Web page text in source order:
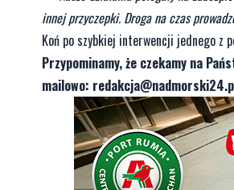
Ratowanie kotów, psów czy
Gniewino ruszyli na pomoc koniowi.
22 czerwca w późnych godzinach
że wypadkowi uległ koń, pod którym
Nasze działania polegały na
innej przyczepki. Droga na czas